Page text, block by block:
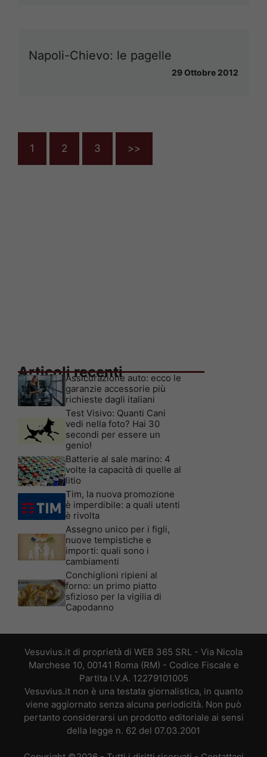
Napoli-Chievo: le pagelle
29 Ottobre 2012
1 2 3 >>
Articoli recenti
Assicurazione auto: ecco le
garanzie accessorie più
richieste dagli italiani
Test Visivo: Quanti Cani
vedi nella foto? Hai 30
secondi per essere un
genio!
Batterie al sale marino: 4
volte la capacità di quelle al
litio
Tim, la nuova promozione
è imperdibile: a quali utenti
è rivolta
Assegno unico per i figli,
nuove tempistiche e
importi: quali sono i
cambiamenti
Conchiglioni ripieni al
forno: un primo piatto
sfizioso per la vigilia di
Capodanno
Vesuvius.it di proprietà di WEB 365 SRL - Via Nicola
Marchese 10, 00141 Roma (RM) - Codice Fiscale e
Partita I.V.A. 12279101005
Vesuvius.it non è una testata giornalistica, in quanto
viene aggiornato senza alcuna periodicità. Non può
pertanto considerarsi un prodotto editoriale ai sensi
della legge n. 62 del 07.03.2001